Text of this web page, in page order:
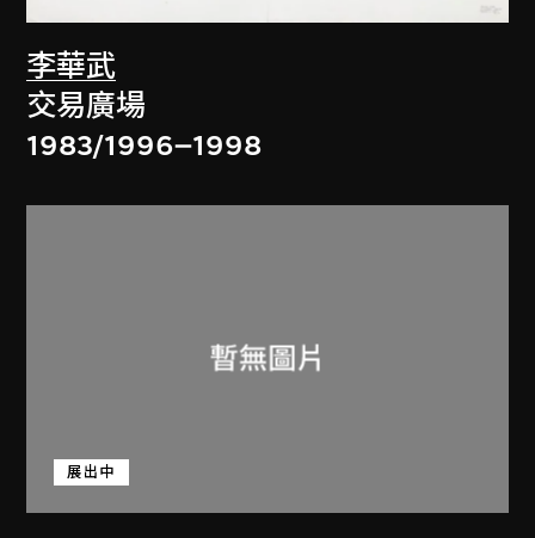
李華武
交易廣場
1983/1996–1998
展出中